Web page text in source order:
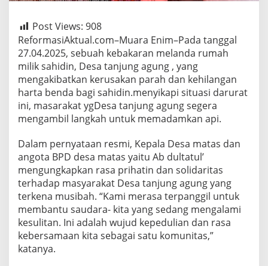
Post Views: 908
ReformasiAktual.com–Muara Enim–Pada tanggal
27.04.2025, sebuah kebakaran melanda rumah
milik sahidin, Desa tanjung agung , yang
mengakibatkan kerusakan parah dan kehilangan
harta benda bagi sahidin.menyikapi situasi darurat
ini, masarakat ygDesa tanjung agung segera
mengambil langkah untuk memadamkan api.
Dalam pernyataan resmi, Kepala Desa matas dan
angota BPD desa matas yaitu Ab dultatul’
mengungkapkan rasa prihatin dan solidaritas
terhadap masyarakat Desa tanjung agung yang
terkena musibah. “Kami merasa terpanggil untuk
membantu saudara- kita yang sedang mengalami
kesulitan. Ini adalah wujud kepedulian dan rasa
kebersamaan kita sebagai satu komunitas,”
katanya.